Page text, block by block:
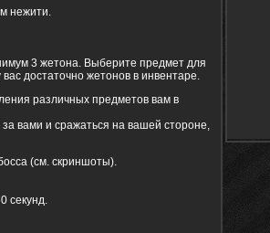
нежити.
3 жетона. Выберите предмет для
достаточно жетонов в инвентаре.
различных предметов вам в
вами и сражаться на вашей стороне,
(см. скриншоты).
секунд.